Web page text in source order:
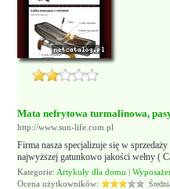
Mata nefrytowa turmalinowa,
http://www.sun-life.com.pl
Firma nasza specjalizuje się w
najwyższej gatunkowo jakości wełny (
Kategorie: Artykuły dla domu |
Ocena użytkowników: